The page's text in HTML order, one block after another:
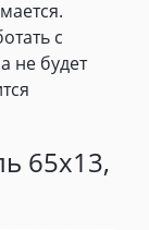
с
не будет
65х13,